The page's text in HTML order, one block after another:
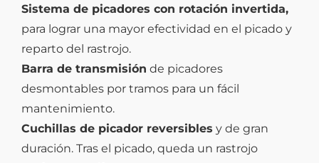
Sistema de picadores con rotación invertida,
para lograr una mayor efectividad en el picado y
reparto del rastrojo.
Barra de transmisión de picadores
desmontables por tramos para un fácil
mantenimiento.
Cuchillas de picador reversibles y de gran
duración. Tras el picado, queda un rastrojo